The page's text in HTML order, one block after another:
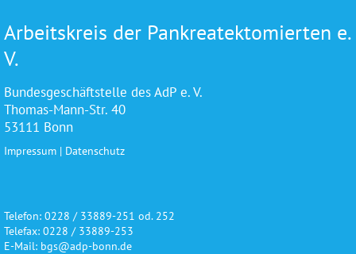
Arbeitskreis der Pankreatektomierten e.
V.
Bundesgeschäftstelle des AdP e. V.
Thomas-Mann-Str. 40
53111 Bonn
Impressum | Datenschutz
Telefon: 0228 / 33889-251 od. 252
Telefax: 0228 / 33889-253
E-Mail: bgs@adp-bonn.de